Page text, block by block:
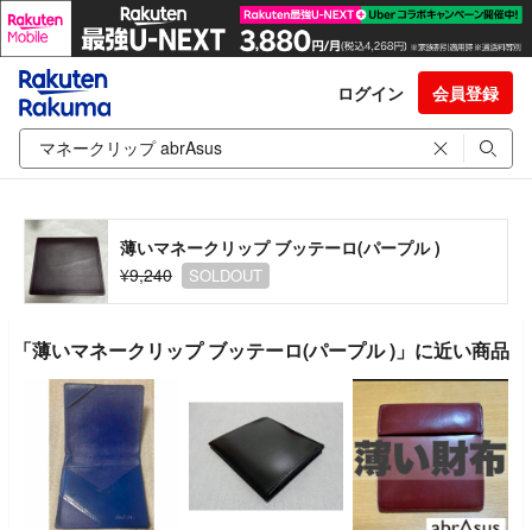
ログイン 会員登録
薄いマネークリップ ブッテーロ(パープル )
¥9,240
SOLDOUT
「薄いマネークリップ ブッテーロ(パープル )」に近い商品